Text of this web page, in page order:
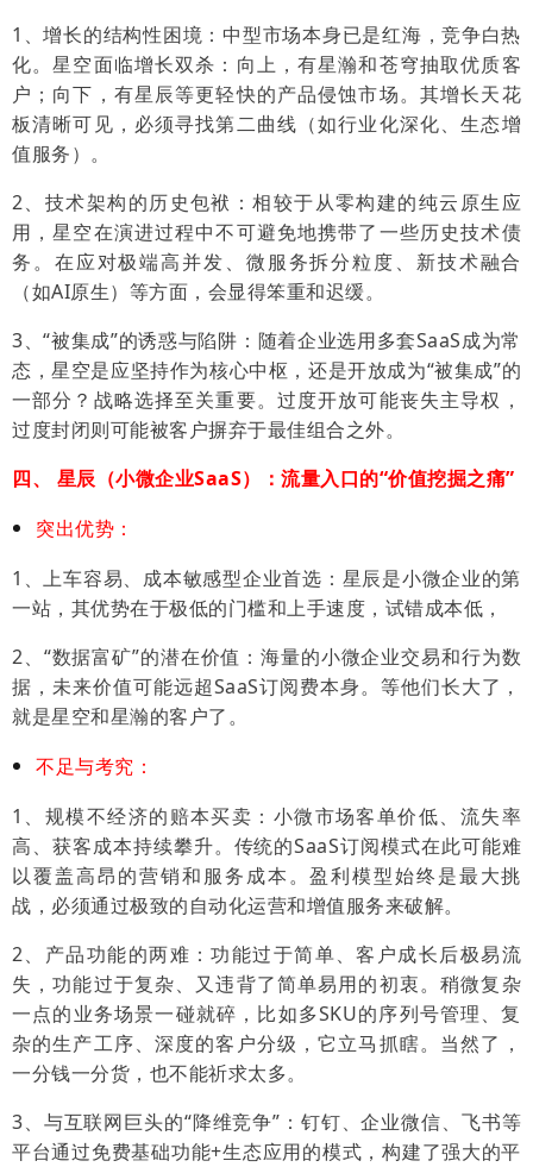
1、增长的结构性困境：中型市场本身已是红海，竞争白热
化。星空面临增长双杀：向上，有星瀚和苍穹抽取优质客
户；向下，有星辰等更轻快的产品侵蚀市场。其增长天花
板清晰可见，必须寻找第二曲线（如行业化深化、生态增
值服务）。
2、技术架构的历史包袱：相较于从零构建的纯云原生应
用，星空在演进过程中不可避免地携带了一些历史技术债
务。在应对极端高并发、微服务拆分粒度、新技术融合
（如AI原生）等方面，会显得笨重和迟缓。
3、“被集成”的诱惑与陷阱：随着企业选用多套SaaS成为常
态，星空是应坚持作为核心中枢，还是开放成为“被集成”的
一部分？战略选择至关重要。过度开放可能丧失主导权，
过度封闭则可能被客户摒弃于最佳组合之外。
四、 星辰（小微企业SaaS）：流量入口的“价值挖掘之痛”
突出优势：
1、上车容易、成本敏感型企业首选：星辰是小微企业的第
一站，其优势在于极低的门槛和上手速度，试错成本低，
2、“数据富矿”的潜在价值：海量的小微企业交易和行为数
据，未来价值可能远超SaaS订阅费本身。等他们长大了，
就是星空和星瀚的客户了。
不足与考究：
1、规模不经济的赔本买卖：小微市场客单价低、流失率
高、获客成本持续攀升。传统的SaaS订阅模式在此可能难
以覆盖高昂的营销和服务成本。盈利模型始终是最大挑
战，必须通过极致的自动化运营和增值服务来破解。
2、产品功能的两难：功能过于简单、客户成长后极易流
失，功能过于复杂、又违背了简单易用的初衷。稍微复杂
一点的业务场景一碰就碎，比如多SKU的序列号管理、复
杂的生产工序、深度的客户分级，它立马抓瞎。当然了，
一分钱一分货，也不能祈求太多。
3、与互联网巨头的“降维竞争”：钉钉、企业微信、飞书等
平台通过免费基础功能+生态应用的模式，构建了强大的平